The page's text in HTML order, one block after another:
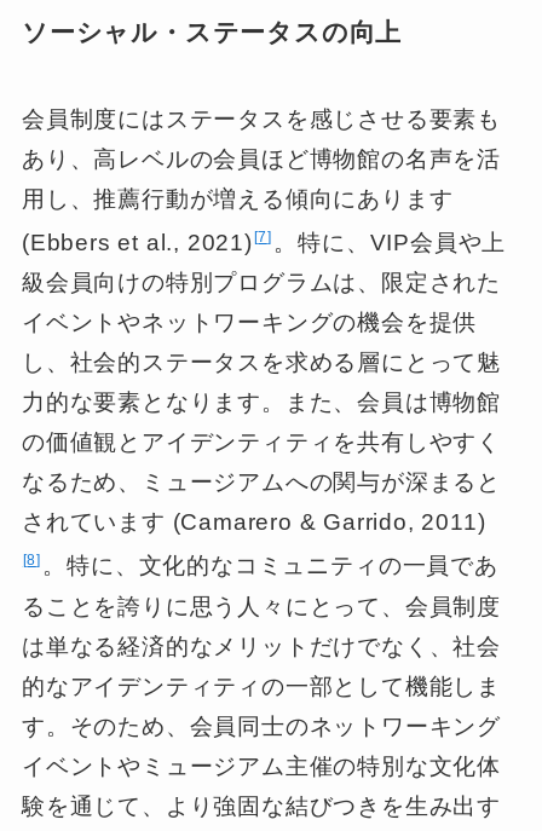
ソーシャル・ステータスの向上
会員制度にはステータスを感じさせる要素も
あり、高レベルの会員ほど博物館の名声を活
用し、推薦行動が増える傾向にあります
(Ebbers et al., 2021) 7
。特に、VIP会員や上
級会員向けの特別プログラムは、限定された
イベントやネットワーキングの機会を提供
し、社会的ステータスを求める層にとって魅
力的な要素となります。また、会員は博物館
の価値観とアイデンティティを共有しやすく
なるため、ミュージアムへの関与が深まると
されています (Camarero & Garrido, 2011)
8 。特に、文化的なコミュニティの一員であ
ることを誇りに思う人々にとって、会員制度
は単なる経済的なメリットだけでなく、社会
的なアイデンティティの一部として機能しま
す。そのため、会員同士のネットワーキング
イベントやミュージアム主催の特別な文化体
験を通じて、より強固な結びつきを生み出す